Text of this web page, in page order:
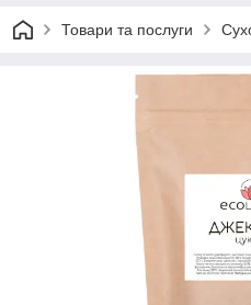
Товари та послуги